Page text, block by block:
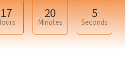
17 20
Minutes
5
Seconds